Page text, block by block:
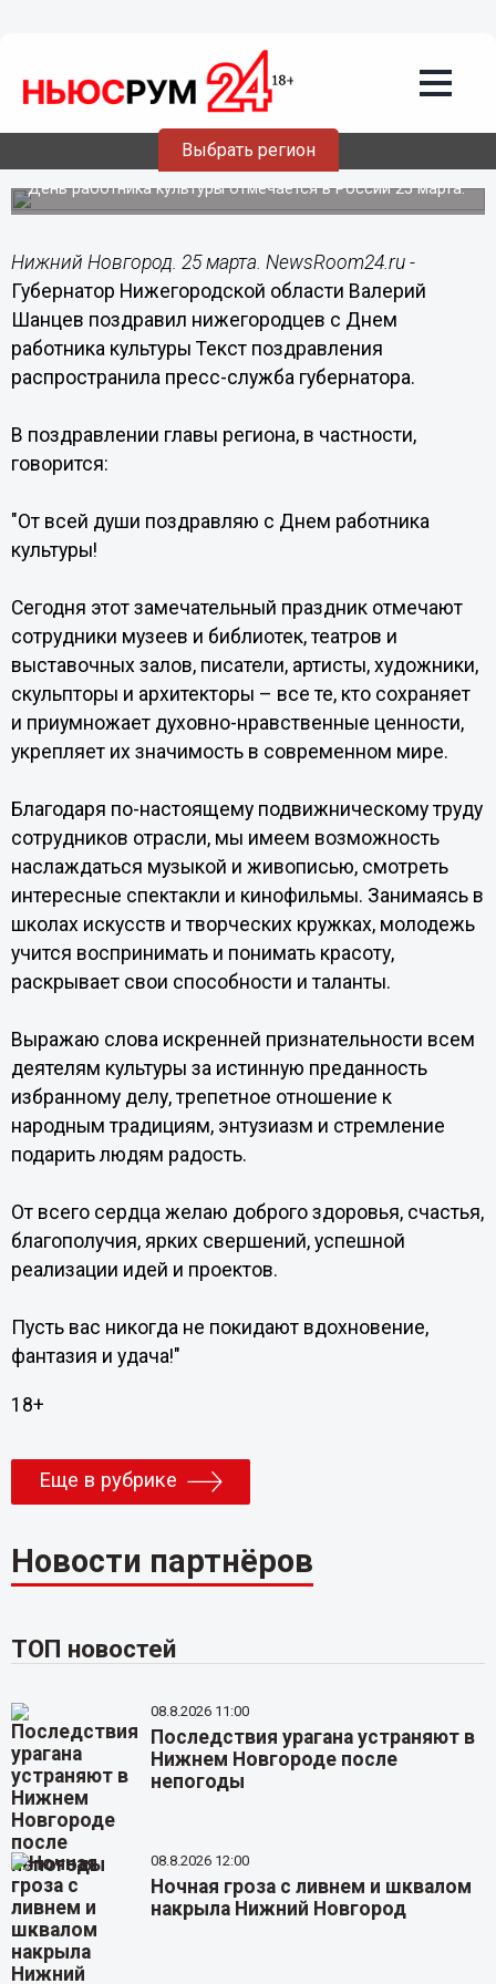
Выбрать регион
Валерий Шанцев поздравил
нижегородцев с Днем работника
День работника культуры отмечается в России 25 марта.
Нижний Новгород. 25 марта. NewsRoom24.ru -
Губернатор Нижегородской области Валерий
Шанцев поздравил нижегородцев с Днем
работника культуры Текст поздравления
распространила пресс-служба губернатора.
В поздравлении главы региона, в частности,
говорится:
"От всей души поздравляю с Днем работника
культуры!
Сегодня этот замечательный праздник отмечают
сотрудники музеев и библиотек, театров и
выставочных залов, писатели, артисты, художники,
скульпторы и архитекторы – все те, кто сохраняет
и приумножает духовно-нравственные ценности,
укрепляет их значимость в современном мире.
Благодаря по-настоящему подвижническому труду
сотрудников отрасли, мы имеем возможность
наслаждаться музыкой и живописью, смотреть
интересные спектакли и кинофильмы. Занимаясь в
школах искусств и творческих кружках, молодежь
учится воспринимать и понимать красоту,
раскрывает свои способности и таланты.
Выражаю слова искренней признательности всем
деятелям культуры за истинную преданность
избранному делу, трепетное отношение к
народным традициям, энтузиазм и стремление
подарить людям радость.
От всего сердца желаю доброго здоровья, счастья,
благополучия, ярких свершений, успешной
реализации идей и проектов.
Пусть вас никогда не покидают вдохновение,
фантазия и удача!"
18+
Еще в рубрике
Новости партнёров
ТОП новостей
08.8.2026 11:00
Последствия урагана устраняют в
Нижнем Новгороде после
непогоды
08.8.2026 12:00
Ночная гроза с ливнем и шквалом
накрыла Нижний Новгород